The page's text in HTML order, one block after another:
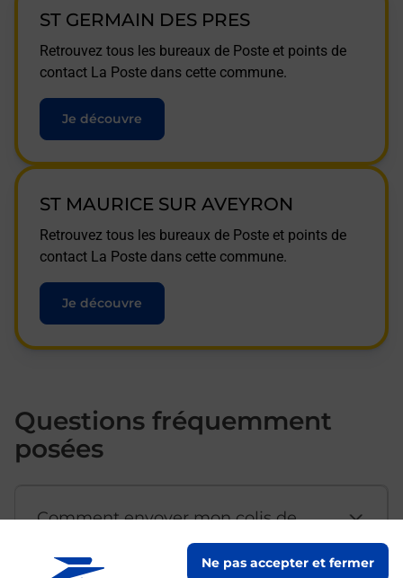
Ne pas accepter et fermer
ST GERMAIN DES PRES
Retrouvez tous les bureaux de Poste et points de
contact La Poste dans cette commune.
Je découvre
ST MAURICE SUR AVEYRON
Retrouvez tous les bureaux de Poste et points de
contact La Poste dans cette commune.
Je découvre
Questions fréquemment
posées
Comment envoyer mon colis de